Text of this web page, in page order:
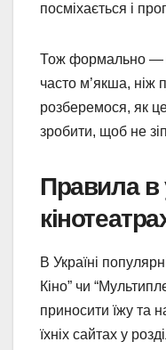
посміхається і
Тож формально —
часто м’якша, ніж
розберемося, як
зробити, щоб не
Правила в
В Україні
Кіно” чи
приносити їжу та
їхніх сайтах у